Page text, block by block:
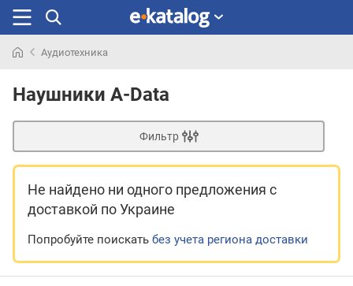
раньше
Аудиотехника
Наушники A-Data
Фильтр
Не найдено ни одного предложения с
доставкой по Украине
Попробуйте поискать без учета региона доставки